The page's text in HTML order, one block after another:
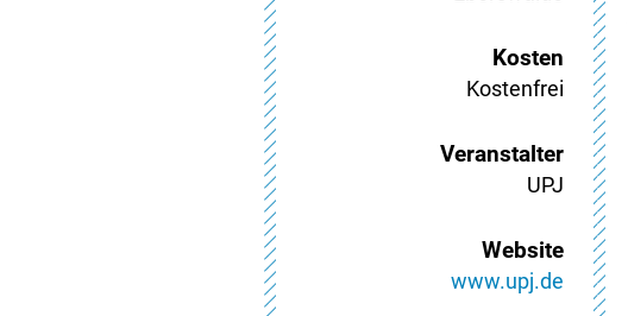
Kosten
Kostenfrei
Veranstalter
UPJ
Website
www.upj.de